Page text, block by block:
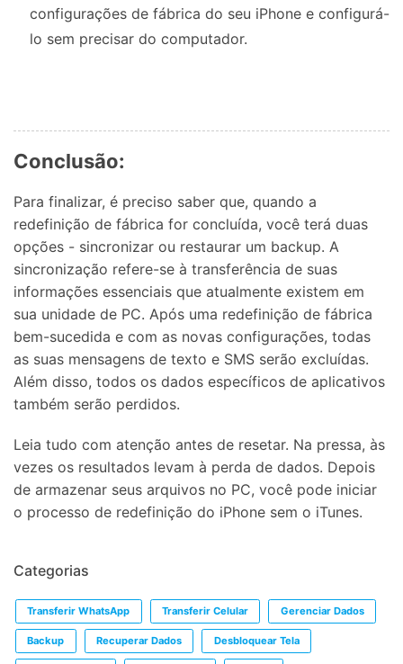
configurações de fábrica do seu iPhone e configurá-
lo sem precisar do computador.
Conclusão:
Para finalizar, é preciso saber que, quando a
redefinição de fábrica for concluída, você terá duas
opções - sincronizar ou restaurar um backup. A
sincronização refere-se à transferência de suas
informações essenciais que atualmente existem em
sua unidade de PC. Após uma redefinição de fábrica
bem-sucedida e com as novas configurações, todas
as suas mensagens de texto e SMS serão excluídas.
Além disso, todos os dados específicos de aplicativos
também serão perdidos.
Leia tudo com atenção antes de resetar. Na pressa, às
vezes os resultados levam à perda de dados. Depois
de armazenar seus arquivos no PC, você pode iniciar
o processo de redefinição do iPhone sem o iTunes.
Categorias
Transferir WhatsApp Transferir Celular Gerenciar Dados
Backup Recuperar Dados Desbloquear Tela